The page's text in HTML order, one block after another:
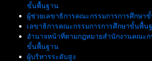
ขั้นพื้นฐาน
ผู้ช่วยเลขาธิการคณะกรรมการการศึกษา
เลขาธิการคณะกรรมการการศึกษาขั้นพื้น
อำนาจหน้าที่ตามกฎหมายสำนักงานคณะก
ขั้นพื้นฐาน
ผู้บริหารระดับสูง